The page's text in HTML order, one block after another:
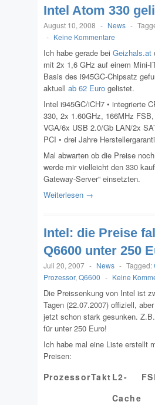
Intel Atom 330
August 10, 2008 - News -
- Keine Kommentare
Ich habe gerade bei Geizhals.at
mit 2x 1,6 GHz auf einem Mini-
Basis des i945GC-Chipsatz
aktuell ab 62 Euro gelistet.
Intel i945GC/iCH7 • integrierte
330, 2x 1.60GHz, 166MHz
VGA/6x USB 2.0/Gb LAN/2x
PCI • drei Jahre
Mal abwarten ob die Preise
werde mir vielleicht den 330
Gateway-Server“ einsetzten.
Weiterlesen →
Intel: die Preise
Q6600 unter 250
Juli 20, 2007 - News - Tagged:
Prozessor, Q6600 - Keine
Die Preissenkung von Intel ist
Tagen (22.07.2007) offiziell,
jetzt schon stark gesunken.
für unter 250 Euro!
Ich habe mal eine Liste erstellt
Preisen:
ProzessorTakt L2-
Cache